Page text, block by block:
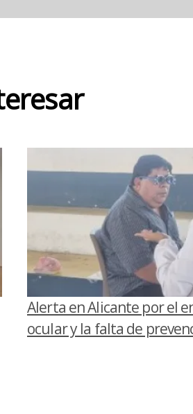
Alerta en Alicante por el
ocular y la falta de